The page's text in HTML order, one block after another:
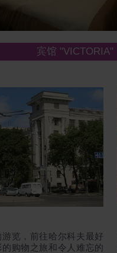
宾馆 "VICTORIA"
览，前往哈尔科夫最好
购物之旅和令人难忘的